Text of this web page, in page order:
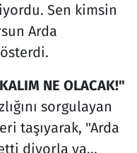
Sen kimsin
Arda
NE OLACAK!"
sorgulayan
taşıyarak, "Arda
diyorla ya...